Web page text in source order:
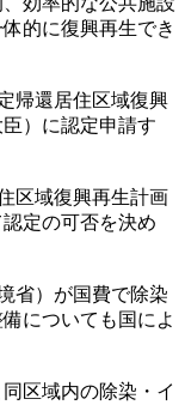
的に復興再生でき
帰還居住区域復興
）に認定申請す
区域復興再生計画
定の可否を決め
省）が国費で除染
についても国によ
区域内の除染・イ